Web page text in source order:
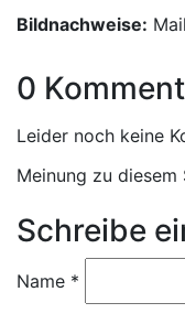
Bildnachweise:
0
Leider noch keine
Meinung zu
Schreibe
Name *